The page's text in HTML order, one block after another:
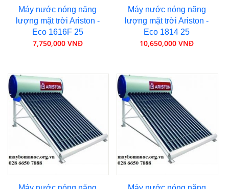
Máy nước nóng năng
lượng mặt trời Ariston -
Eco 1616F 25
7,750,000 VNĐ
Máy nước nóng năng
lượng mặt trời Ariston -
Eco 1814 25
10,650,000 VNĐ